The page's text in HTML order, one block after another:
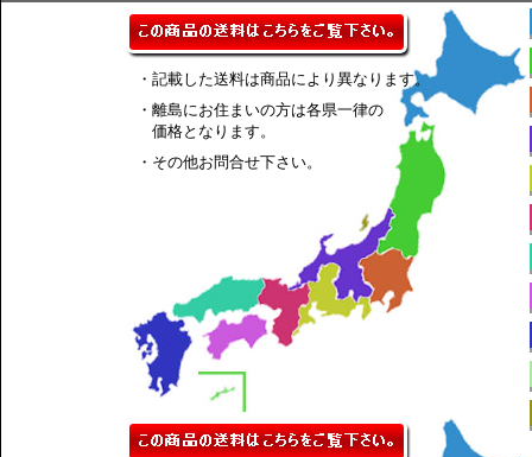
・記載した送料は商品により異なります。
・離島にお住まいの方は各県一律の
価格となります。
・その他お問合せ下さい。